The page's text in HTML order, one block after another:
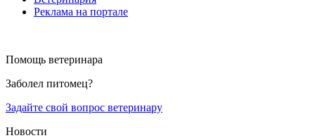
Реклама на портале
Помощь ветеринара
Заболел питомец?
Задайте свой вопрос ветеринару
Новости